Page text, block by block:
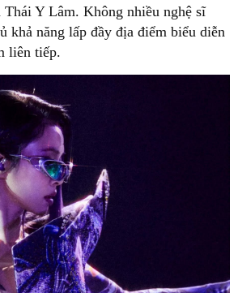
Thái Y Lâm. Không nhiều nghệ sĩ
khả năng lấp đầy địa điểm biểu diễn
liên tiếp.